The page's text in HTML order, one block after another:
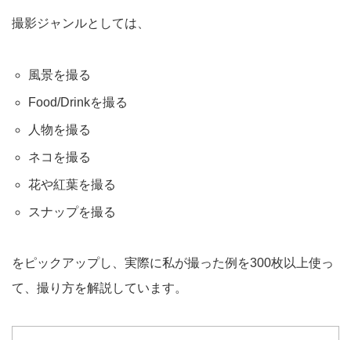
撮影ジャンルとしては、
風景を撮る
Food/Drinkを撮る
人物を撮る
ネコを撮る
花や紅葉を撮る
スナップを撮る
をピックアップし、実際に私が撮った例を300枚以上使っ
て、撮り方を解説しています。